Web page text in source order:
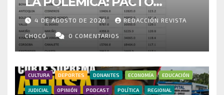
HISTÓRICO CUESTIONA
CENSO ELECTORAL Y PIDE
INVESTIGAR PRESUNTO
FRAUDE
4 DE AGOSTO DE 2026 REDACCIÓN REVISTA
CHOCÓ 0 COMENTARIOS
CULTURA DEPORTES DONANTES ECONOMÍA EDUCACIÓN
JUDICIAL OPINIÓN PODCAST POLÍTICA REGIONAL